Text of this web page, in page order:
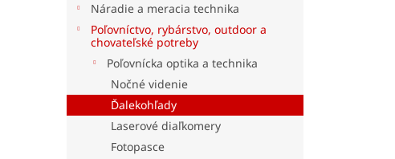
l
Náradie a meracia technika
Poľovníctvo, rybárstvo, outdoor a
chovateľské potreby
Poľovnícka optika a technika
Nočné videnie
Ďalekohľady
Laserové diaľkomery
Fotopasce